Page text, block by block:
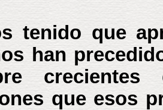
tenido que
han
que esos